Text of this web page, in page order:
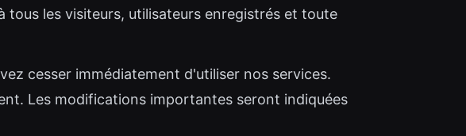
tous les visiteurs, utilisateurs enregistrés et toute
cesser immédiatement d'utiliser nos services.
Les modifications importantes seront indiquées